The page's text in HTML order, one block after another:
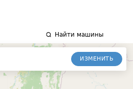
Найти машины
ИЗМЕНИТЬ